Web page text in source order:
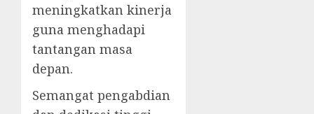
meningkatkan kinerja
guna menghadapi
tantangan masa
depan.
Semangat pengabdian